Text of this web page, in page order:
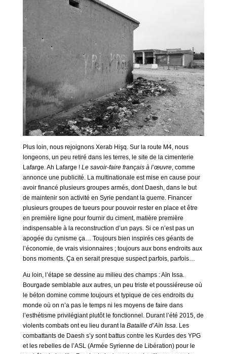
Plus loin, nous rejoignons Xerab Hişq. Sur la route M4, nous
longeons, un peu retiré dans les terres, le site de la cimenterie
Lafarge. Ah Lafarge ! Le savoir-faire français à l’œuvre, comme
annonce une publicité. La multinationale est mise en cause pour
avoir financé plusieurs groupes armés, dont Daesh, dans le but
de maintenir son activité en Syrie pendant la guerre. Financer
plusieurs groupes de tueurs pour pouvoir rester en place et être
en première ligne pour fournir du ciment, matière première
indispensable à la reconstruction d’un pays. Si ce n’est pas un
apogée du cynisme ça… Toujours bien inspirés ces géants de
l’économie, de vrais visionnaires ; toujours aux bons endroits aux
bons moments. Ça en serait presque suspect parfois, parfois…
Au loin, l’étape se dessine au milieu des champs : Aïn Issa.
Bourgade semblable aux autres, un peu triste et poussiéreuse où
le béton domine comme toujours et typique de ces endroits du
monde où on n’a pas le temps ni les moyens de faire dans
l’esthétisme privilégiant plutôt le fonctionnel. Durant l’été 2015, de
violents combats ont eu lieu durant la Bataille d’Aïn Issa . Les
combattants de Daesh s’y sont battus contre les Kurdes des YPG
et les rebelles de l’ASL (Armée Syrienne de Libération) pour le